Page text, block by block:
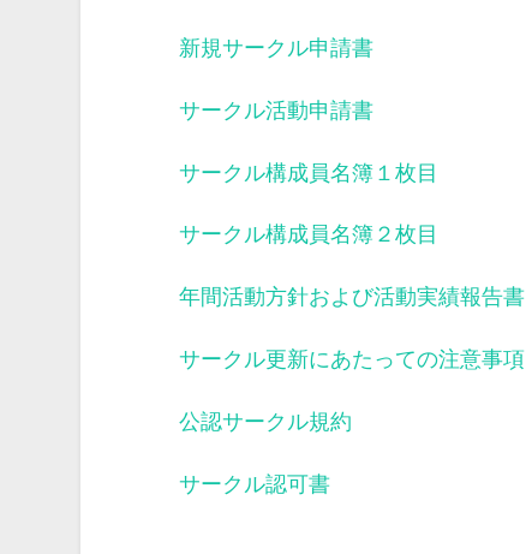
新規サークル申請書
サークル活動申請書
サークル構成員名簿１枚目
サークル構成員名簿２枚目
年間活動方針および活動実績報告書
サークル更新にあたっての注意事項
公認サークル規約
サークル認可書